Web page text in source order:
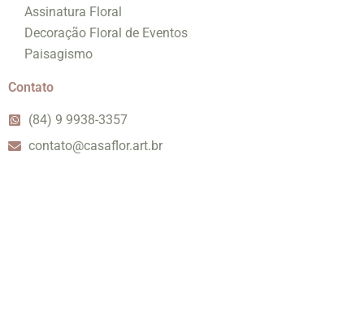
Assinatura Floral
Decoração Floral de Eventos
Paisagismo
Contato
(84) 9 9938-3357
contato@casaflor.art.br